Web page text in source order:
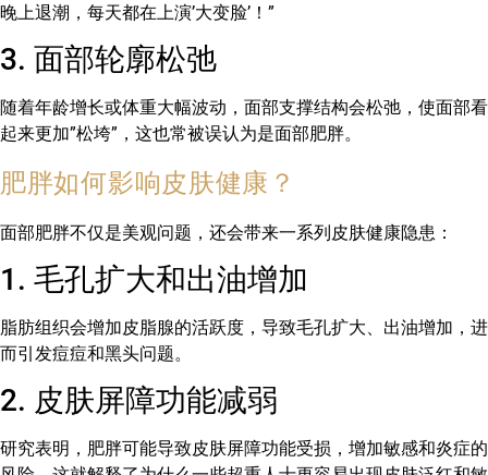
晚上退潮，每天都在上演’大变脸’！”
3. 面部轮廓松弛
随着年龄增长或体重大幅波动，面部支撑结构会松弛，使面部看
起来更加”松垮”，这也常被误认为是面部肥胖。
肥胖如何影响皮肤健康？
面部肥胖不仅是美观问题，还会带来一系列皮肤健康隐患：
1. 毛孔扩大和出油增加
脂肪组织会增加皮脂腺的活跃度，导致毛孔扩大、出油增加，进
而引发痘痘和黑头问题。
2. 皮肤屏障功能减弱
研究表明，肥胖可能导致皮肤屏障功能受损，增加敏感和炎症的